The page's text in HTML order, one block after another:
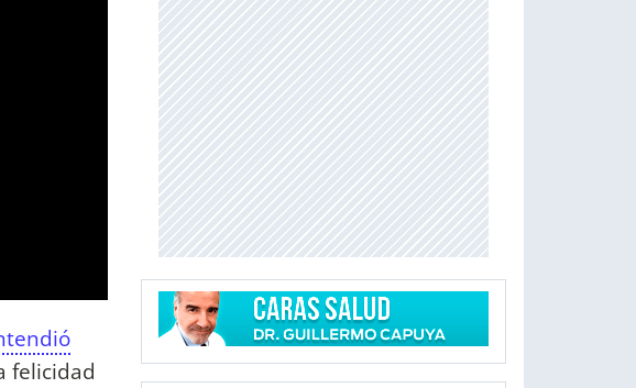
felicidad